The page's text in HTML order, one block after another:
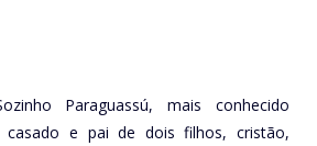
Paraguassú, mais conhecido
e pai de dois filhos, cristão,